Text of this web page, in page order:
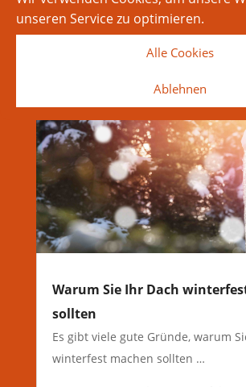
unseren Service zu optimieren.
Alle Cookies
Ablehnen
wie wichtig es ist, dass Ihr Dach in
Zustand bleibt, um langfristige
Warum Sie Ihr Dach
sollten
Es gibt viele gute Gründe, warum
winterfest machen sollten …